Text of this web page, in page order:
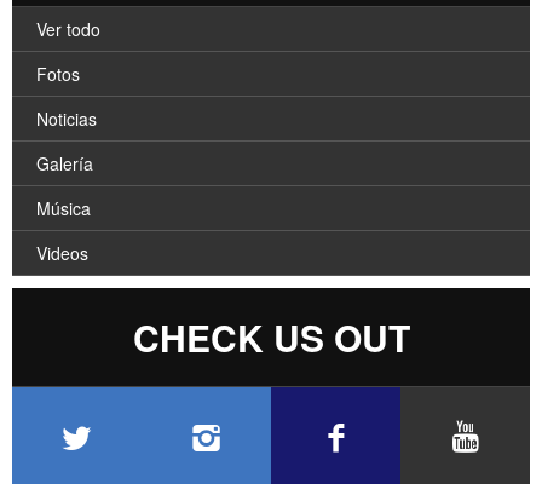
Ver todo
Fotos
Noticias
Galería
Música
Videos
CHECK US OUT